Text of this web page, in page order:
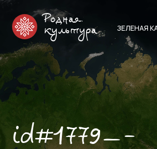
Родная
культура
ЗЕЛЕНАЯ
id#1779—-